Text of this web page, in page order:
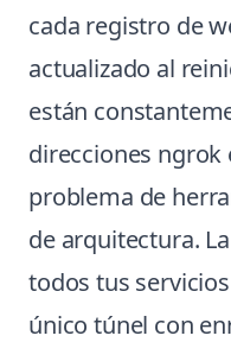
cada registro de
actualizado al
están
direcciones ngrok
problema de
de arquitectura.
todos tus
único túnel con